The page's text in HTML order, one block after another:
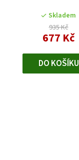
Skladem
935 Kč
677 Kč
DO KOŠÍKU